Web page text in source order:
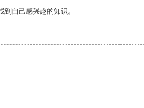
自己感兴趣的知识。